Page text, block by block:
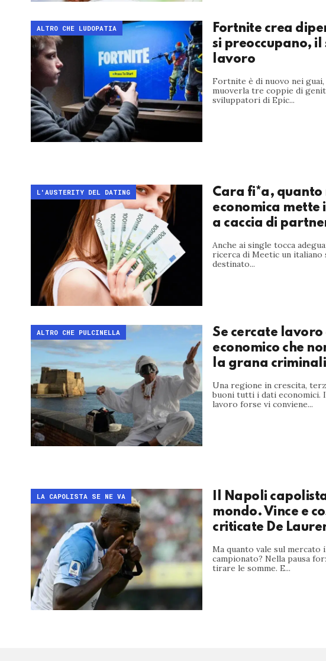
Fortnite crea
si preoccupano, il
lavoro
Fortnite è di nuovo nei guai,
muoverla tre coppie di
sviluppatori di Epic...
ALTRO CHE LUDOPATIA
Cara fi*a, quanto
economica mette
a caccia di
Anche ai single tocca
ricerca di Meetic un
destinato...
L'AUSTERITY DEL DATING
Se cercate
economico che
la grana
Una regione in crescita,
buoni tutti i dati economici.
lavoro forse vi conviene...
ALTRO CHE PULCINELLA
Il Napoli
mondo. Vince e
criticate De
Ma quanto vale sul
campionato? Nella pausa
tirare le somme. E...
LA CAPOLISTA SE NE VA